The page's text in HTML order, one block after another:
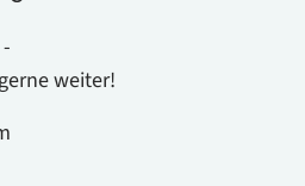
weiter!